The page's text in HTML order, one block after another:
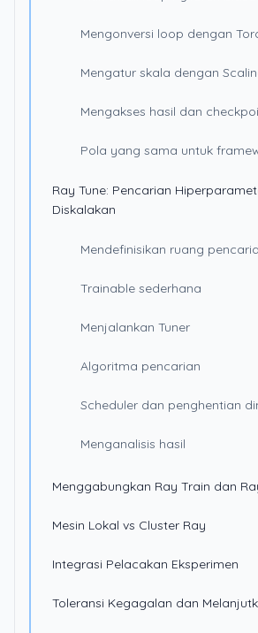
Mengonversi loop dengan
Mengatur skala dengan
Mengakses hasil dan
Pola yang sama untuk
Ray Tune: Pencarian
Diskalakan
Mendefinisikan ruang
Trainable sederhana
Menjalankan Tuner
Algoritma pencarian
Scheduler dan penghentian
Menganalisis hasil
Menggabungkan Ray Train dan
Mesin Lokal vs Cluster Ray
Integrasi Pelacakan Eksperimen
Toleransi Kegagalan dan